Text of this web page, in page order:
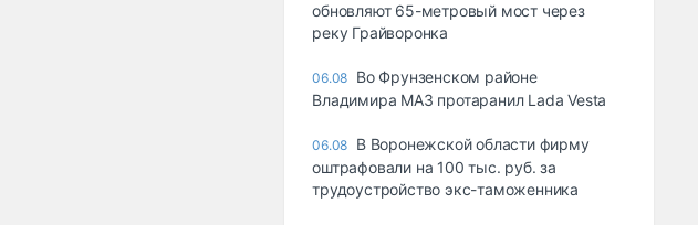
обновляют 65-метровый мост через
реку Грайворонка
06.08 Во Фрунзенском районе
Владимира МАЗ протаранил Lada Vesta
06.08 В Воронежской области фирму
оштрафовали на 100 тыс. руб. за
трудоустройство экс-таможенника